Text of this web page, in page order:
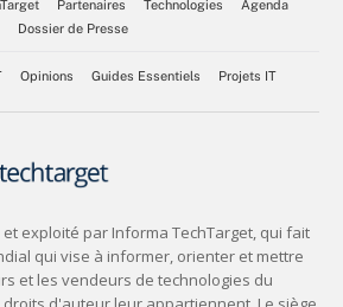
Partenaires Technologies
Agenda
Dossier de Presse
Opinions Guides Essentiels Projets IT